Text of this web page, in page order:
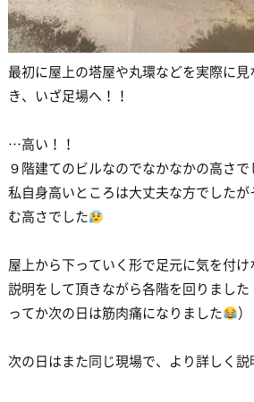
最初に屋上の塔屋や丸環などを実際に
き、いざ足場へ！！
…高い！！
９階建てのビルなのでなかなかの高さで
私自身高いところは大丈夫な方でしたが
む高さでした
屋上から下っていく形で足元に気を付け
説明をして頂きながら各階を回りまし
ってか次の日は筋肉痛になりました
）
次の日はまた同じ現場で、より詳しく